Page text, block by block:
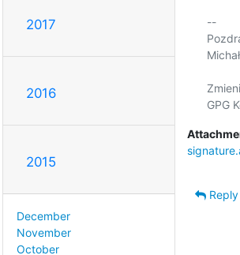
2017
2016
2015
December
November
October
--
GPG
Reply